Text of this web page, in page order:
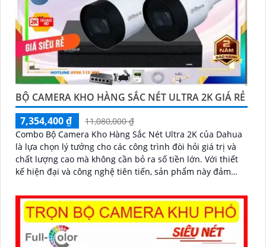
BỘ CAMERA KHO HÀNG SẮC NÉT ULTRA 2K GIÁ RẺ
7,354,400 ₫
11,080,000 ₫
Combo Bộ Camera Kho Hàng Sắc Nét Ultra 2K của Dahua
là lựa chọn lý tưởng cho các công trình đòi hỏi giá trị và
chất lượng cao mà không cần bỏ ra số tiền lớn. Với thiết
kế hiện đại và công nghệ tiên tiến, sản phẩm này đảm